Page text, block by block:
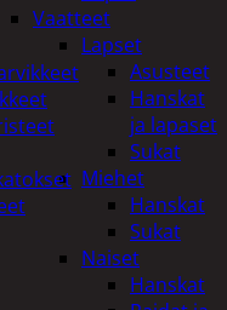
Vaatteet
Lapset
Asusteet
Hanskat
ja lapaset
Sukat
Miehet
Hanskat
Sukat
Naiset
Hanskat